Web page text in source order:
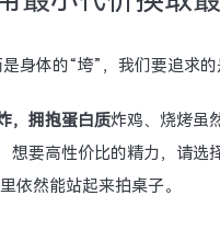
身体的“垮”，我们要追求
，拥抱蛋白质炸鸡、烧烤虽
想要高性价比的精力，请
依然能站起来拍桌子。